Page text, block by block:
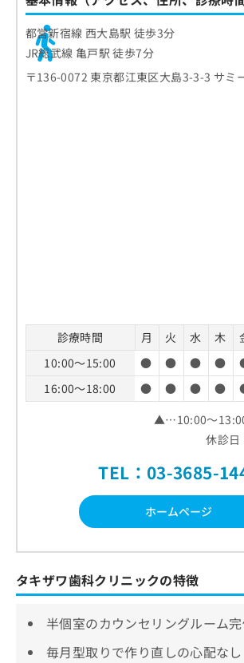
都営新宿線 西大島駅 徒歩3分
JR総武線 亀戸駅 徒歩7分
〒136-0072 東京都江東区大島3-3-3 サミ
診療時間 月 火 水 木
10:00～15:00
● ● ● ●
16:00～18:00
● ● ● ●
▲…10:00～
休診日
TEL：03-3685-
ホームページ
タキザワ歯科クリニックの特徴
半個室のカウンセリングルーム
毎月型取りで作り直しの心配なし